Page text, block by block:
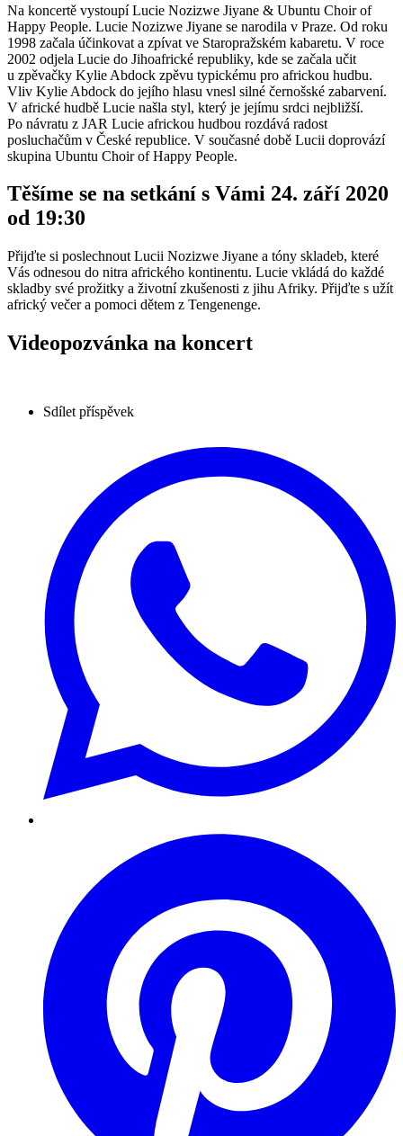
Na koncertě vystoupí Lucie Nozizwe Jiyane & Ubuntu Choir of
Happy People. Lucie Nozizwe Jiyane se narodila v Praze. Od roku
1998 začala účinkovat a zpívat ve Staropražském kabaretu. V roce
2002 odjela Lucie do Jihoafrické republiky, kde se začala učit
u zpěvačky Kylie Abdock zpěvu typickému pro africkou hudbu.
Vliv Kylie Abdock do jejího hlasu vnesl silné černošské zabarvení.
V africké hudbě Lucie našla styl, který je jejímu srdci nejbližší.
Po návratu z JAR Lucie africkou hudbou rozdává radost
posluchačům v České republice. V současné době Lucii doprovází
skupina Ubuntu Choir of Happy People.
Těšíme se na setkání s Vámi 24. září 2020
od 19:30
Přijďte si poslechnout Lucii Nozizwe Jiyane a tóny skladeb, které
Vás odnesou do nitra afrického kontinentu. Lucie vkládá do každé
skladby své prožitky a životní zkušenosti z jihu Afriky. Přijďte s užít
africký večer a pomoci dětem z Tengenenge.
Videopozvánka na koncert
Sdílet příspěvek